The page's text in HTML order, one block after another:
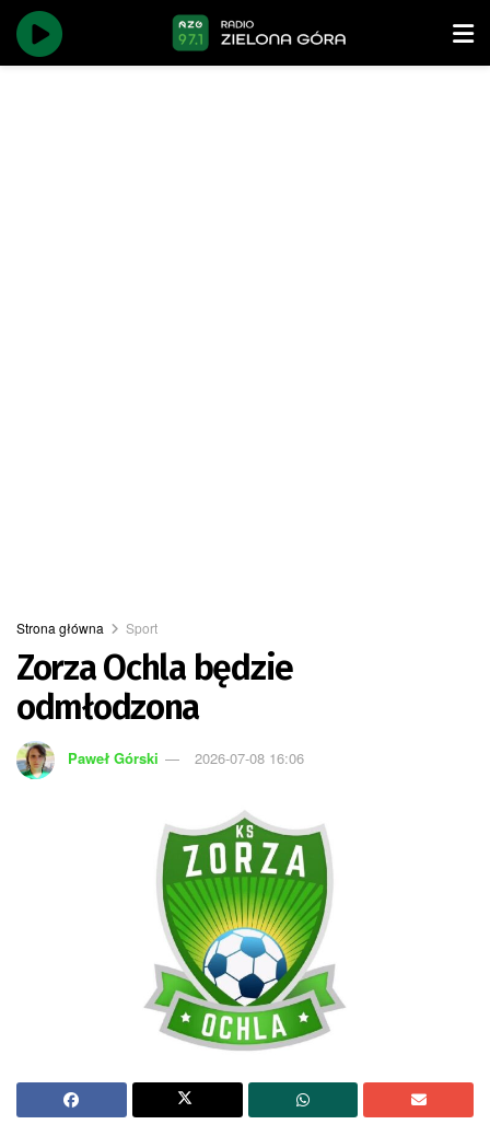
Strona główna Sport
Zorza Ochla będzie
odmłodzona
Paweł Górski 2026-07-08 16:06